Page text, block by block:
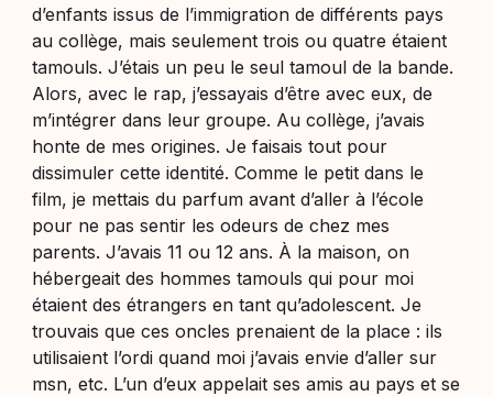
d’enfants issus de l’immigration de différents pays
au collège, mais seulement trois ou quatre étaient
tamouls. J’étais un peu le seul tamoul de la bande.
Alors, avec le rap, j’essayais d’être avec eux, de
m’intégrer dans leur groupe. Au collège, j’avais
honte de mes origines. Je faisais tout pour
dissimuler cette identité. Comme le petit dans le
film, je mettais du parfum avant d’aller à l’école
pour ne pas sentir les odeurs de chez mes
parents. J’avais 11 ou 12 ans. À la maison, on
hébergeait des hommes tamouls qui pour moi
étaient des étrangers en tant qu’adolescent. Je
trouvais que ces oncles prenaient de la place : ils
utilisaient l’ordi quand moi j’avais envie d’aller sur
msn, etc. L’un d’eux appelait ses amis au pays et se